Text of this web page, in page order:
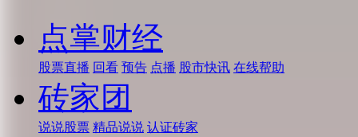
点掌财经
股票直播 回看 预告 点播 股市快讯 在线帮助
砖家团
说说股票 精品说说 认证砖家